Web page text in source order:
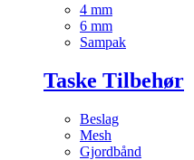
4 mm
6 mm
Sampak
Taske Tilbehør
Beslag
Mesh
Gjordbånd